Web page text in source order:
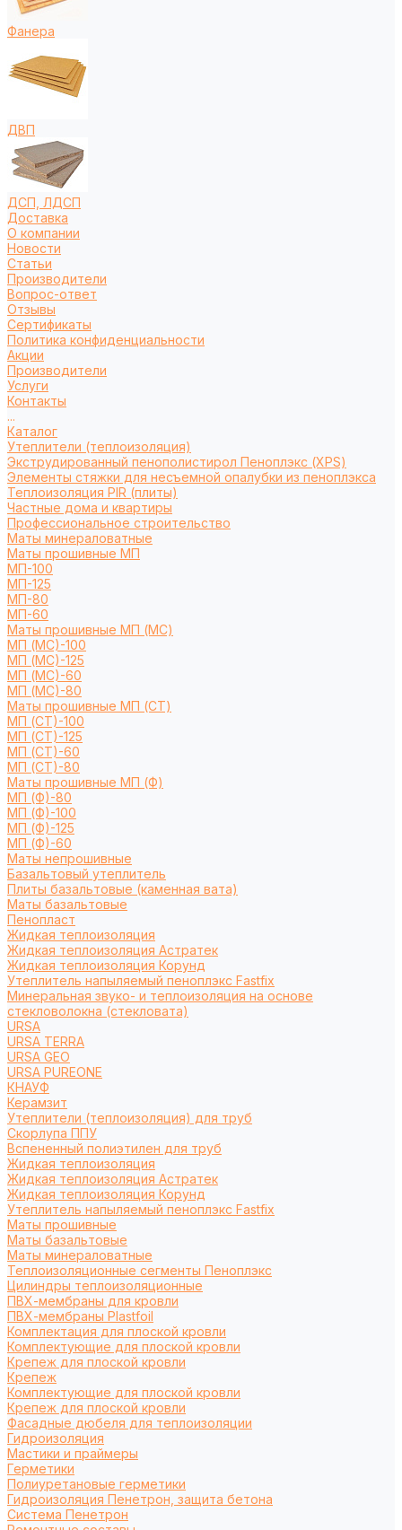
Фанера
ДВП
ДСП, ЛДСП
Доставка
О компании
Новости
Статьи
Производители
Вопрос-ответ
Отзывы
Сертификаты
Политика конфиденциальности
Акции
Производители
Услуги
Контакты
...
Каталог
Утеплители (теплоизоляция)
Экструдированный пенополистирол Пеноплэкс (XPS)
Элементы стяжки для несъемной опалубки из пеноплэкса
Теплоизоляция PIR (плиты)
Частные дома и квартиры
Профессиональное строительство
Маты минераловатные
Маты прошивные МП
МП-100
МП-125
МП-80
МП-60
Маты прошивные МП (МС)
МП (МС)-100
МП (МС)-125
МП (МС)-60
МП (МС)-80
Маты прошивные МП (СТ)
МП (СТ)-100
МП (СТ)-125
МП (СТ)-60
МП (СТ)-80
Маты прошивные МП (Ф)
МП (Ф)-80
МП (Ф)-100
МП (Ф)-125
МП (Ф)-60
Маты непрошивные
Базальтовый утеплитель
Плиты базальтовые (каменная вата)
Маты базальтовые
Пенопласт
Жидкая теплоизоляция
Жидкая теплоизоляция Астратек
Жидкая теплоизоляция Корунд
Утеплитель напыляемый пеноплэкс Fastfix
Минеральная звуко- и теплоизоляция на основе
стекловолокна (стекловата)
URSA
URSA TERRA
URSA GEO
URSA PUREONE
КНАУФ
Керамзит
Утеплители (теплоизоляция) для труб
Cкорлупа ППУ
Вспененный полиэтилен для труб
Жидкая теплоизоляция
Жидкая теплоизоляция Астратек
Жидкая теплоизоляция Корунд
Утеплитель напыляемый пеноплэкс Fastfix
Маты прошивные
Маты базальтовые
Маты минераловатные
Теплоизоляционные сегменты Пеноплэкс
Цилиндры теплоизоляционные
ПВХ-мембраны для кровли
ПВХ-мембраны Plastfoil
Комплектация для плоской кровли
Комплектующие для плоской кровли
Крепеж для плоской кровли
Крепеж
Комплектующие для плоской кровли
Крепеж для плоской кровли
Фасадные дюбеля для теплоизоляции
Гидроизоляция
Мастики и праймеры
Герметики
Полиуретановые герметики
Гидроизоляция Пенетрон, защита бетона
Система Пенетрон